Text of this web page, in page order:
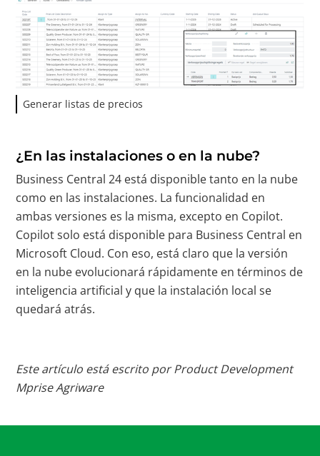
Generar listas de precios
¿En las instalaciones o en la nube?
Business Central 24 está disponible tanto en la nube
como en las instalaciones. La funcionalidad en
ambas versiones es la misma, excepto en Copilot.
Copilot solo está disponible para Business Central en
Microsoft Cloud. Con eso, está claro que la versión
en la nube evolucionará rápidamente en términos de
inteligencia artificial y que la instalación local se
quedará atrás.
Este artículo está escrito por Product Development
Mprise Agriware